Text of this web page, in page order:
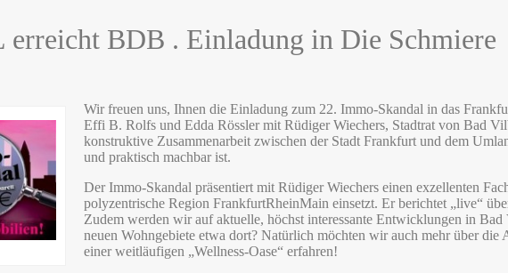
BDB . Einladung in Die Schmiere
Wir freuen uns, Ihnen die Einladung zum 22. Immo-Skandal in das
Effi B. Rolfs und Edda Rössler mit Rüdiger Wiechers, Stadtrat von Bad
konstruktive Zusammenarbeit zwischen der Stadt Frankfurt und dem
und praktisch machbar ist.
Der Immo-Skandal präsentiert mit Rüdiger Wiechers einen exzellenten
polyzentrische Region FrankfurtRheinMain einsetzt. Er berichtet „live“
Zudem werden wir auf aktuelle, höchst interessante Entwicklungen in
neuen Wohngebiete etwa dort? Natürlich möchten wir auch mehr über
einer weitläufigen „Wellness-Oase“ erfahren!